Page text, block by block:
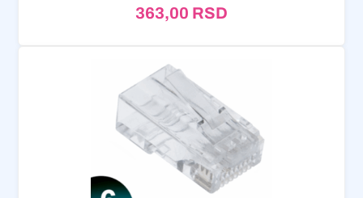
363,00 RSD